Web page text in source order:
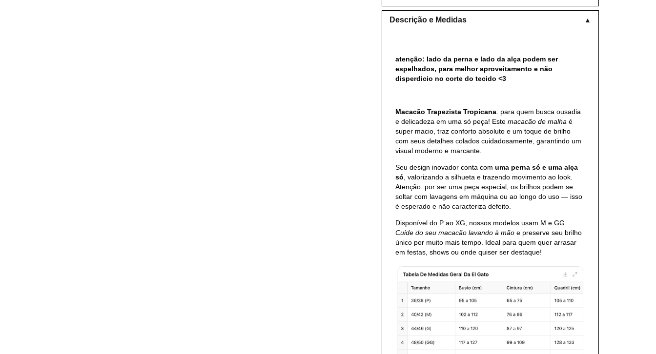
Descrição e Medidas ▲
atenção: lado da perna e lado da alça podem ser
espelhados, para melhor aproveitamento e não
disperdicio no corte do tecido <3
Macacão Trapezista Tropicana: para quem busca ousadia
e delicadeza em uma só peça! Este macacão de malha é
super macio, traz conforto absoluto e um toque de brilho
com seus detalhes colados cuidadosamente, garantindo um
visual moderno e marcante.
Seu design inovador conta com uma perna só e uma alça
só , valorizando a silhueta e trazendo movimento ao look.
Atenção: por ser uma peça especial, os brilhos podem se
soltar com lavagens em máquina ou ao longo do uso — isso
é esperado e não caracteriza defeito.
Disponível do P ao XG, nossos modelos usam M e GG.
Cuide do seu macacão lavando à mão e preserve seu brilho
único por muito mais tempo. Ideal para quem quer arrasar
em festas, shows ou onde quiser ser destaque!